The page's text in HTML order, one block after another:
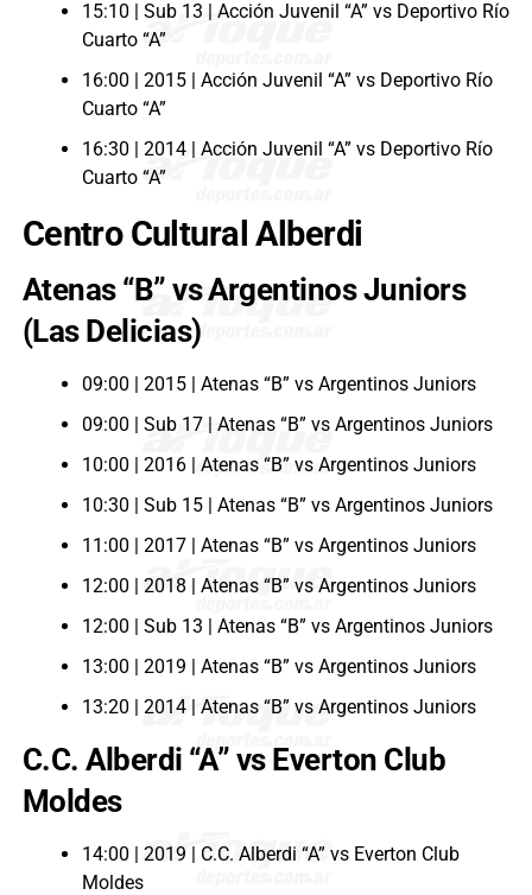
15:10 | Sub 13 | Acción Juvenil “A” vs Deportivo Río
Cuarto “A”
16:00 | 2015 | Acción Juvenil “A” vs Deportivo Río
Cuarto “A”
16:30 | 2014 | Acción Juvenil “A” vs Deportivo Río
Cuarto “A”
Centro Cultural Alberdi
Atenas “B” vs Argentinos Juniors
(Las Delicias)
09:00 | 2015 | Atenas “B” vs Argentinos Juniors
09:00 | Sub 17 | Atenas “B” vs Argentinos Juniors
10:00 | 2016 | Atenas “B” vs Argentinos Juniors
10:30 | Sub 15 | Atenas “B” vs Argentinos Juniors
11:00 | 2017 | Atenas “B” vs Argentinos Juniors
12:00 | 2018 | Atenas “B” vs Argentinos Juniors
12:00 | Sub 13 | Atenas “B” vs Argentinos Juniors
13:00 | 2019 | Atenas “B” vs Argentinos Juniors
13:20 | 2014 | Atenas “B” vs Argentinos Juniors
C.C. Alberdi “A” vs Everton Club
Moldes
14:00 | 2019 | C.C. Alberdi “A” vs Everton Club
Moldes